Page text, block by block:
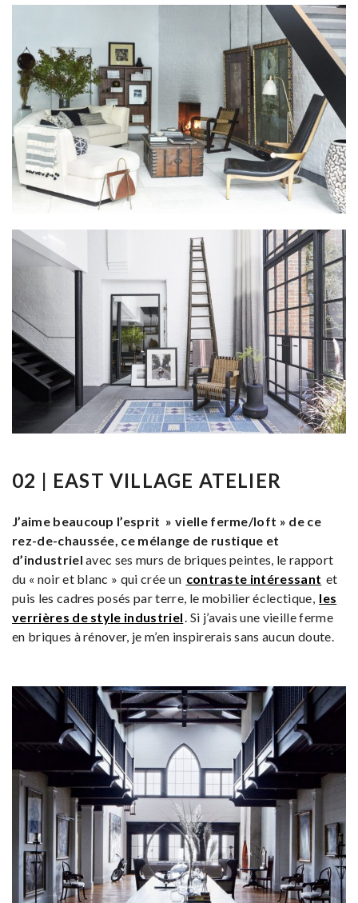
02 | EAST VILLAGE ATELIER
J’aime beaucoup l’esprit » vielle ferme/loft » de ce
rez-de-chaussée, ce mélange de rustique et
d’industriel avec ses murs de briques peintes, le rapport
du « noir et blanc » qui crée un contraste intéressant et
puis les cadres posés par terre, le mobilier éclectique, les
verrières de style industriel. Si j’avais une vieille ferme
en briques à rénover, je m’en inspirerais sans aucun doute.